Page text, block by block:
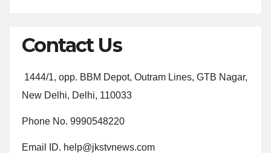
Contact Us
1444/1, opp. BBM Depot, Outram Lines, GTB Nagar,
New Delhi, Delhi, 110033
Phone No. 9990548220
Email ID. help@jkstvnews.com